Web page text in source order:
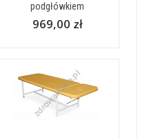
podgłówkiem
969,00 zł